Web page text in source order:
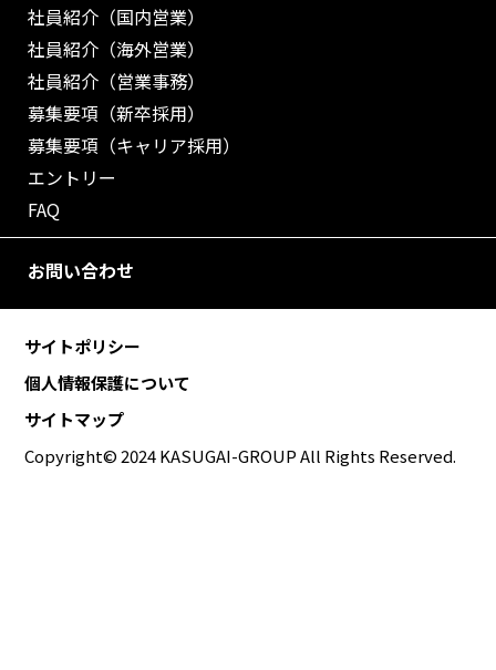
社員紹介（国内営業）
社員紹介（海外営業）
社員紹介（営業事務）
募集要項（新卒採用）
募集要項（キャリア採用）
エントリー
FAQ
お問い合わせ
サイトポリシー
個人情報保護について
サイトマップ
Copyright© 2024 KASUGAI-GROUP All Rights Reserved.